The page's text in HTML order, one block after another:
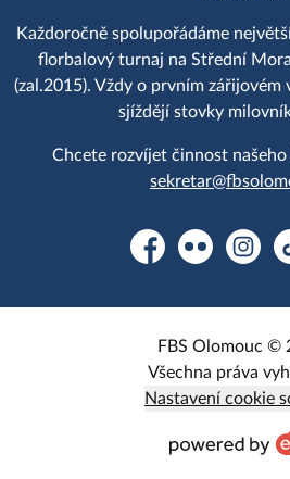
Každoročně spolupořádáme
florbalový turnaj na Střední
(zal.2015). Vždy o prvním zářijovém
sjíždějí stovky
Chcete rozvíjet činnost
FacebookFlickr
FBS Olomouc ©
Všechna práva
Nastavení cookie